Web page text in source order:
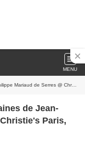
MENU
de Serres @ Christie's Paris, part one
de Jean-
Paris,